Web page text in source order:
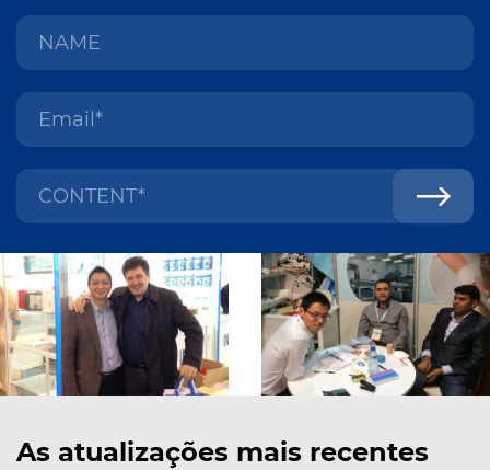
As atualizações mais recentes